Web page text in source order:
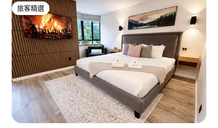
旅客精選
旅客精選